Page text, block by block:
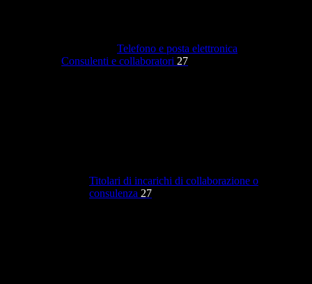
Telefono e posta elettronica
Consulenti e collaboratori 27
Titolari di incarichi di collaborazione o
consulenza 27